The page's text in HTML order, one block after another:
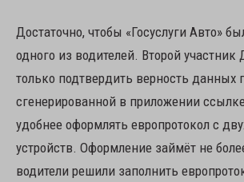
Достаточно, чтобы «Госуслуги Авто»
одного из водителей. Второй
только подтвердить верность данных
сгенерированной в приложении
удобнее оформлять европротокол с
устройств. Оформление займёт не
водители решили заполнить